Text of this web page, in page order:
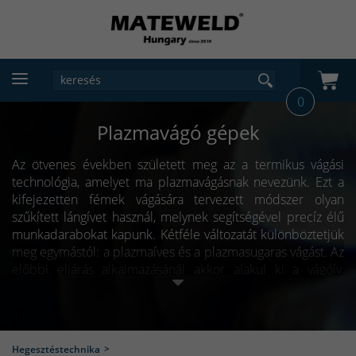
0
Plazmavágó gépek
Az ötvenes években született meg az a termikus vágási
technológia, amelyet ma plazmavágásnak nevezünk. Ezt a
kifejezetten fémek vágására tervezett módszer olyan
szűkített lángívet használ, melynek segítségével precíz élű
munkadarabokat kapunk. Kétféle változatát különböztetjük
meg egymástól: a plazmaíves és a plazmasugaras vágást. Az
amikor a munkadarab (amely az anód tulajdonságait veszi
Hegesztéstechnika